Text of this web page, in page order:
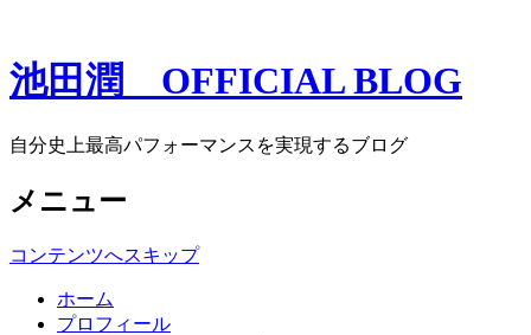
池田潤 OFFICIAL BLOG
自分史上最高パフォーマンスを実現するブログ
メニュー
コンテンツへスキップ
ホーム
プロフィール